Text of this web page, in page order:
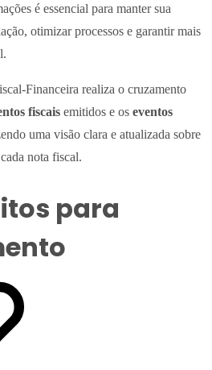
é essencial para manter sua
otimizar processos e garantir mais
Financeira realiza o cruzamento
fiscais emitidos e os eventos
uma visão clara e atualizada sobre
nota fiscal.
para